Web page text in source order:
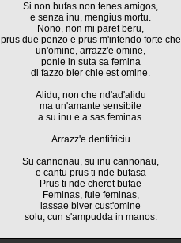
Si non bufas non tenes amigos,
e senza inu, mengius mortu.
Nono, non mi paret beru,
prus due penzo e prus m'intendo forte che
un'omine, arrazz'e omine,
ponie in suta sa femina
di fazzo bier chie est omine.
Alidu, non che nd'ad'alidu
ma un'amante sensibile
a su inu e a sas feminas.
Arrazz'e dentifriciu
Su cannonau, su inu cannonau,
e cantu prus ti nde bufasa
Prus ti nde cheret bufae
Feminas, fuie feminas,
lassae biver cust'omine
solu, cun s'ampudda in manos.